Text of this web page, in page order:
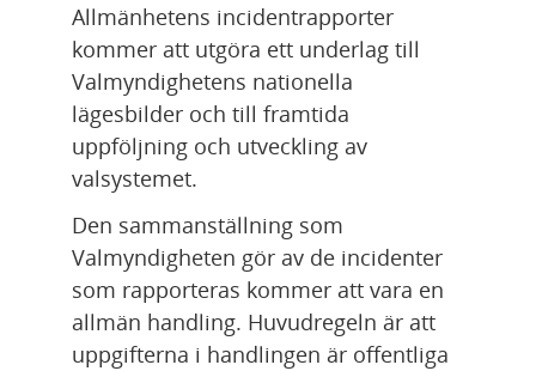
Allmänhetens incidentrapporter
kommer att utgöra ett underlag till
Valmyndighetens nationella
lägesbilder och till framtida
uppföljning och utveckling av
valsystemet.
Den sammanställning som
Valmyndigheten gör av de incidenter
som rapporteras kommer att vara en
allmän handling. Huvudregeln är att
uppgifterna i handlingen är offentliga